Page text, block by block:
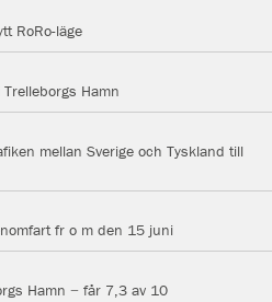
RoRo-läge
Hamn
mellan Sverige och Tyskland till
fr o m den 15 juni
Hamn − får 7,3 av 10